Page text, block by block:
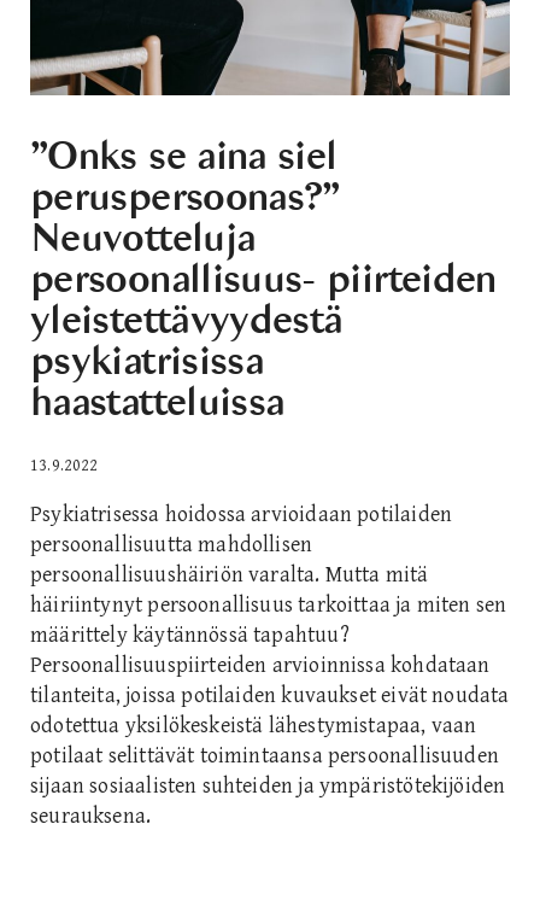
”Onks se aina siel
peruspersoonas?”
Neuvotteluja
persoonallisuus- piirteiden
yleistettävyydestä
psykiatrisissa
haastatteluissa
13.9.2022
Psykiatrisessa hoidossa arvioidaan potilaiden
persoonallisuutta mahdollisen
persoonallisuushäiriön varalta. Mutta mitä
häiriintynyt persoonallisuus tarkoittaa ja miten sen
määrittely käytännössä tapahtuu?
Persoonallisuuspiirteiden arvioinnissa kohdataan
tilanteita, joissa potilaiden kuvaukset eivät noudata
odotettua yksilökeskeistä lähestymistapaa, vaan
potilaat selittävät toimintaansa persoonallisuuden
sijaan sosiaalisten suhteiden ja ympäristötekijöiden
seurauksena.